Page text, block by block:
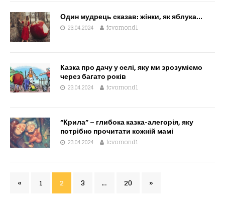
Один мудрець сказав: жінки, як яблука…
23.04.2024 fcvomond1
Казка про дачу у селі, яку ми зрозуміємо
через багато років
23.04.2024 fcvomond1
“Крила” – глибока казка-алегорія, яку
потрібно прочитати кожній мамі
23.04.2024 fcvomond1
« 1 2 3 … 20 »